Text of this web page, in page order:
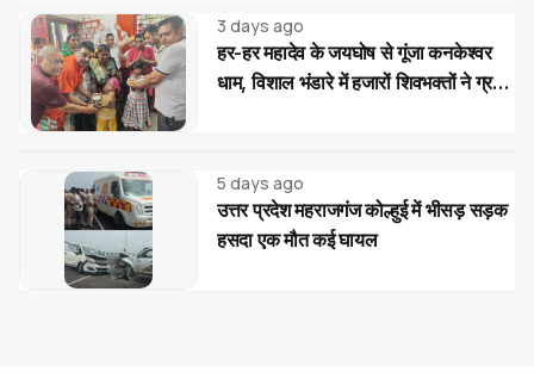
3 days ago
हर-हर महादेव के जयघोष से गूंजा कनकेश्वर
धाम, विशाल भंडारे में हजारों शिवभक्तों ने ग्रहण
5 days ago
उत्तर प्रदेश महराजगंज कोल्हुई में भीसड़ सड़क
हसदा एक मौत कई घायल